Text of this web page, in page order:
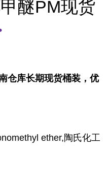
醚PM现货
仓库长期现货桶装，优
ether, 陶氏化工